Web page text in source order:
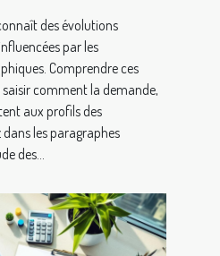
des évolutions
par les
Comprendre ces
comment la demande,
aux profils des
les paragraphes
des...